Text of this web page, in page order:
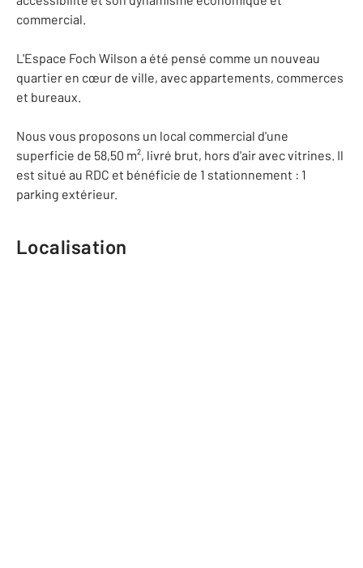
commercial.
L'Espace Foch Wilson a été pensé comme un nouveau
quartier en cœur de ville, avec appartements, commerces
et bureaux.
Nous vous proposons un local commercial d'une
superficie de 58,50 m², livré brut, hors d'air avec vitrines. Il
est situé au RDC et bénéficie de 1 stationnement : 1
parking extérieur.
Localisation